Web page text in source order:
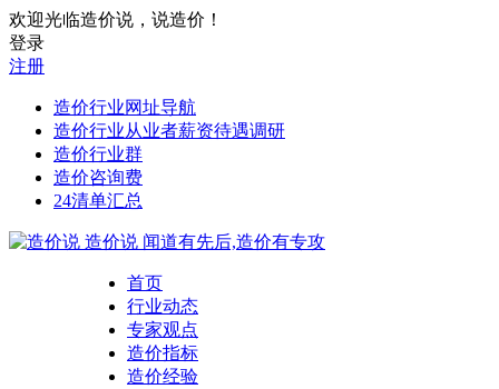
欢迎光临造价说，说造价！
登录
注册
造价行业网址导航
造价行业从业者薪资待遇调研
造价行业群
造价咨询费
24清单汇总
造价说 闻道有先后,造价有专攻
首页
行业动态
专家观点
造价指标
造价经验